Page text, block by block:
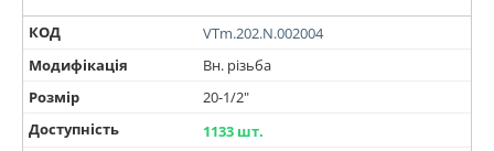
КОД
VTm.202.N.002004
Модифікація
Вн. різьба
Розмір
20-1/2"
Доступність
1133 шт.